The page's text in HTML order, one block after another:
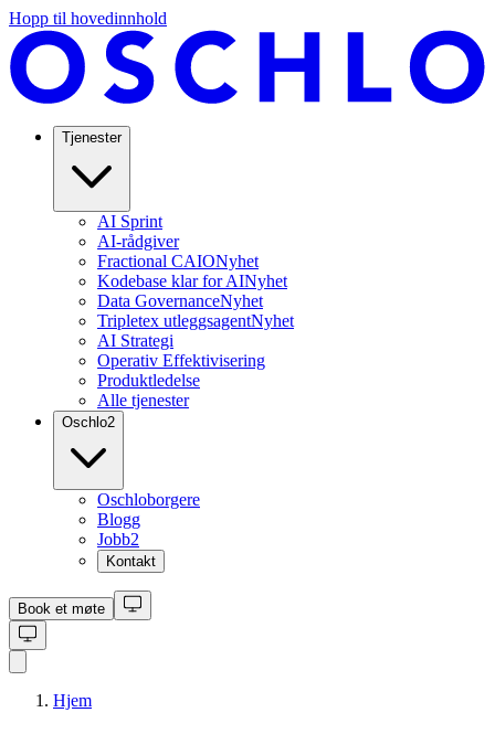
Hopp til hovedinnhold
Tjenester
AI Sprint
AI-rådgiver
Fractional CAIONyhet
Kodebase klar for AINyhet
Data GovernanceNyhet
Tripletex utleggsagentNyhet
AI Strategi
Operativ Effektivisering
Produktledelse
Alle tjenester
Oschlo2
Oschloborgere
Blogg
Jobb2
Kontakt
Book et møte
Hjem